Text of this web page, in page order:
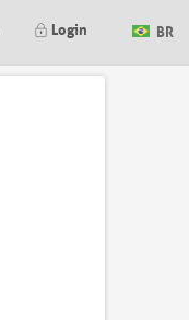
Login BR